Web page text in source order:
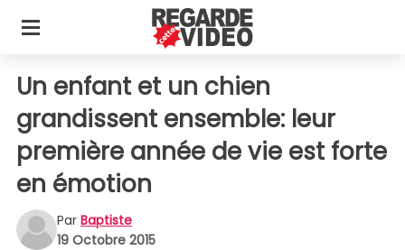
Un enfant et un chien
grandissent ensemble: leur
première année de vie est forte
en émotion
Par Baptiste
19 Octobre 2015